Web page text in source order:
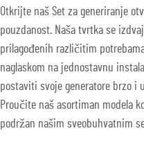
Otkrijte naš Set za generiranje
pouzdanost. Naša tvrtka se
prilagođenih različitim
naglaskom na jednostavnu
postaviti svoje generatore brzo
Proučite naš asortiman modela
podržan našim sveobuhvatnim